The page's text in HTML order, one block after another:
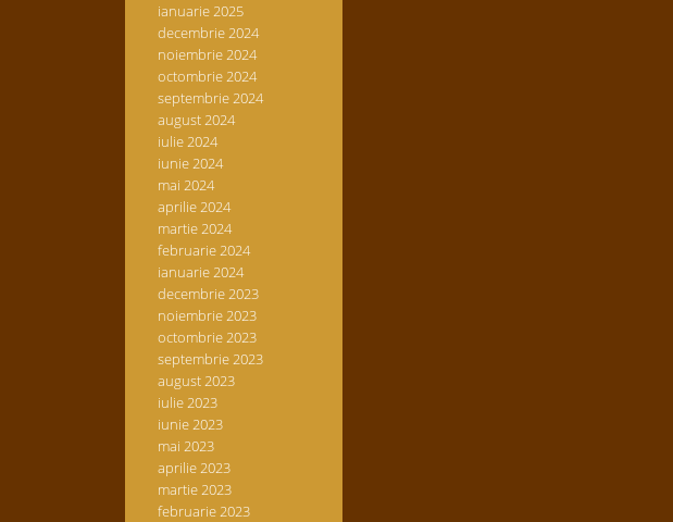
ianuarie 2025
decembrie 2024
noiembrie 2024
octombrie 2024
septembrie 2024
august 2024
iulie 2024
iunie 2024
mai 2024
aprilie 2024
martie 2024
februarie 2024
ianuarie 2024
decembrie 2023
noiembrie 2023
octombrie 2023
septembrie 2023
august 2023
iulie 2023
iunie 2023
mai 2023
aprilie 2023
martie 2023
februarie 2023